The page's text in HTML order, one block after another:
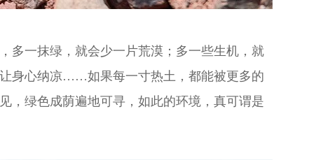
多一抹绿，就会少一片荒漠；多一些生机，就
身心纳凉……如果每一寸热土，都能被更多的
绿色成荫遍地可寻，如此的环境，真可谓是